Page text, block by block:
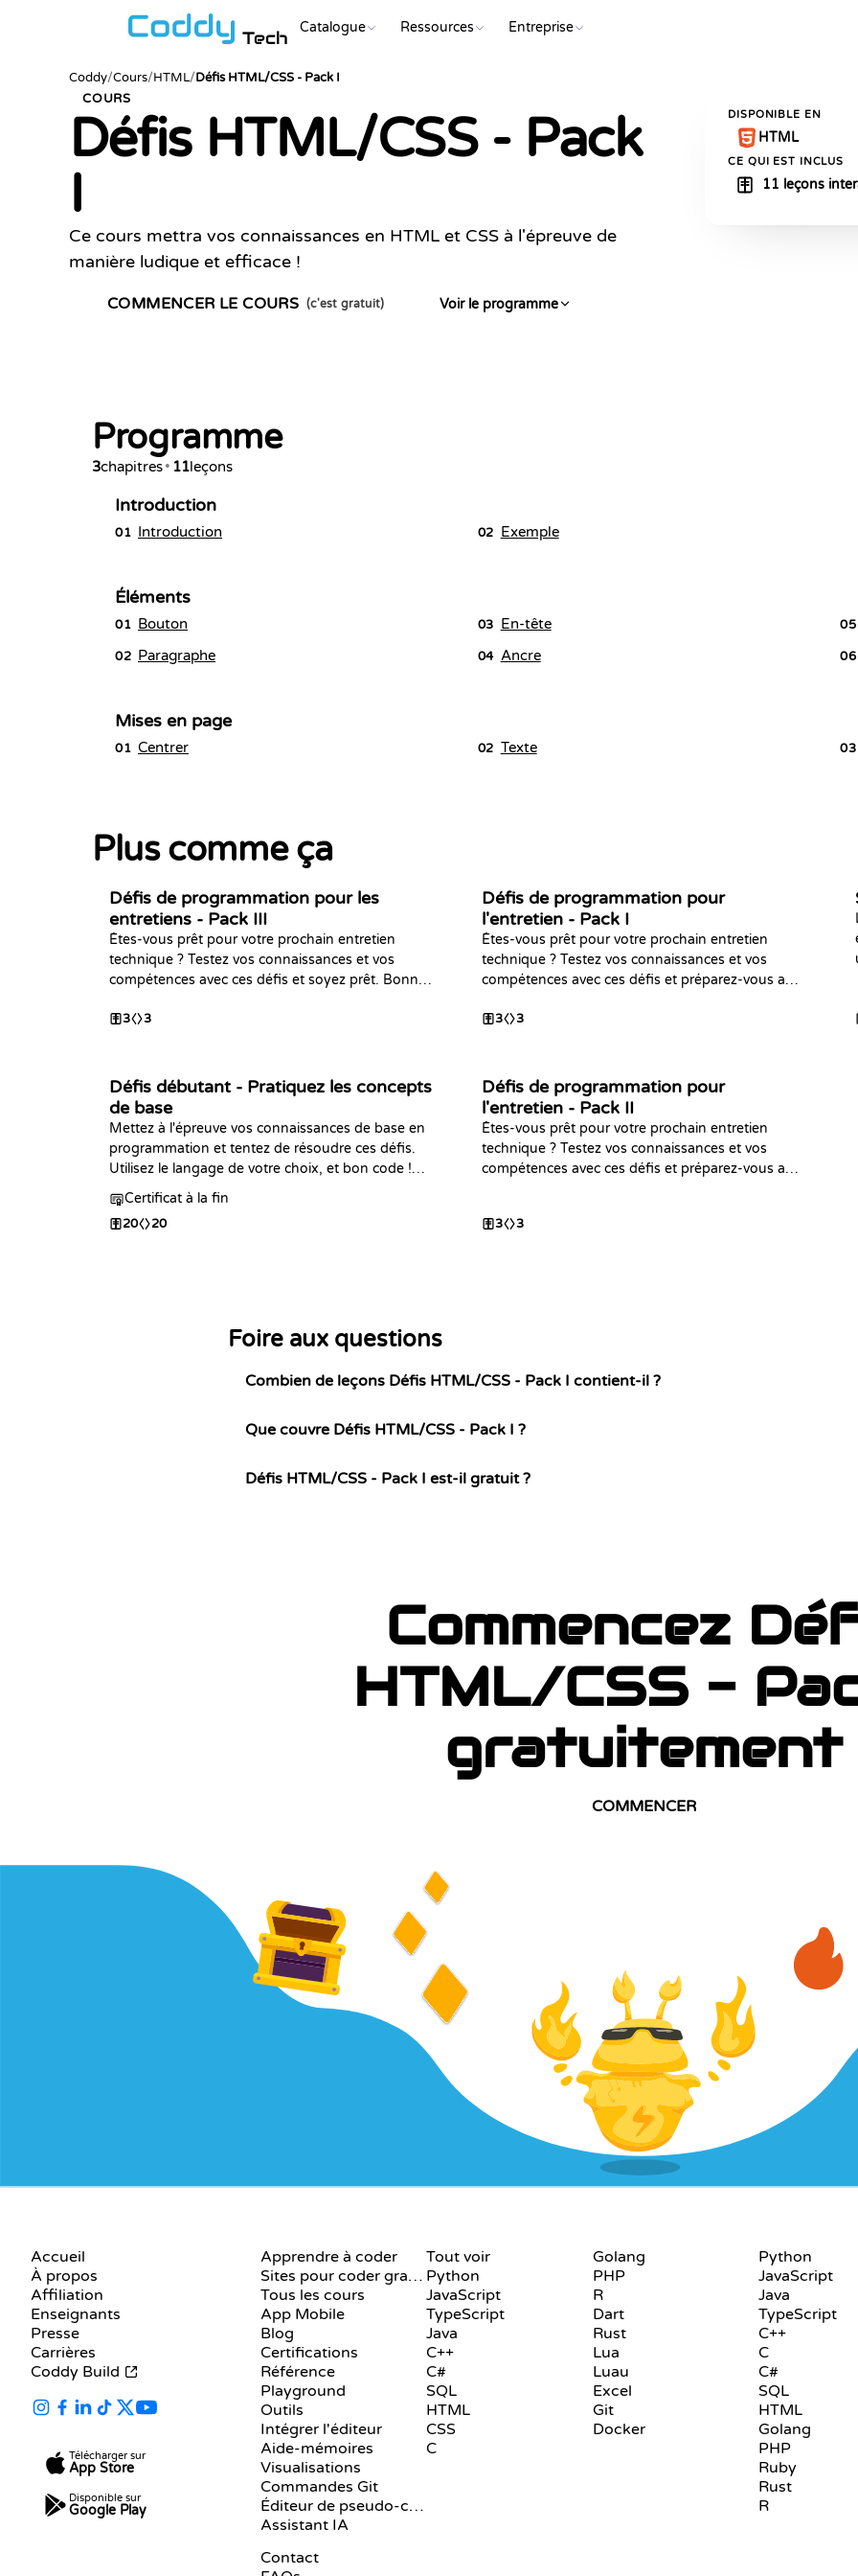
Tech Catalogue Ressources Entreprise
Coddy/Cours/HTML/Défis HTML/CSS - Pack I
COURS
Défis HTML/CSS - Pack
I
Ce cours mettra vos connaissances en HTML et CSS à l'épreuve de
manière ludique et efficace !
COMMENCER LE COURS (c'est gratuit) Voir le programme
DISPONIBLE EN
HTML
CE QUI EST INCLUS
11 leçons
Programme
3chapitres• 11leçons
Introduction
01 Introduction 02 Exemple
Éléments
01 Bouton
02 Paragraphe
03 En-tête
04 Ancre
05
06
Mises en page
01 Centrer 02 Texte 03
Plus comme ça
Défis de programmation pour les
entretiens - Pack III
Êtes-vous prêt pour votre prochain entretien
technique ? Testez vos connaissances et vos
compétences avec ces défis et soyez prêt. Bonne
3 3
Défis de programmation pour
l'entretien - Pack I
Êtes-vous prêt pour votre prochain entretien
technique ? Testez vos connaissances et vos
compétences avec ces défis et préparez-vous au
3 3
Défis débutant - Pratiquez les concepts
de base
Mettez à l'épreuve vos connaissances de base en
programmation et tentez de résoudre ces défis.
Utilisez le langage de votre choix, et bon code !平
Certificat à la fin
20 20
Défis de programmation pour
l'entretien - Pack II
Êtes-vous prêt pour votre prochain entretien
technique ? Testez vos connaissances et vos
compétences avec ces défis et préparez-vous au
3 3
Foire aux questions
Combien de leçons Défis HTML/CSS - Pack I contient-il ?
Que couvre Défis HTML/CSS - Pack I ?
Défis HTML/CSS - Pack I est-il gratuit ?
Commencez
HTML/CSS -
gratuitement
COMMENCER
Accueil
À propos
Affiliation
Enseignants
Presse
Carrières
Coddy Build
Télécharger sur
App Store
Disponible sur
Google Play
Apprendre à coder
Sites pour coder gratuitement
Tous les cours
App Mobile
Blog
Certifications
Référence
Playground
Outils
Intégrer l'éditeur
Aide-mémoires
Visualisations
Commandes Git
Éditeur de pseudo-code
Assistant IA
Contact
Tout voir
Python
JavaScript
TypeScript
Java
C++
C#
SQL
HTML
CSS
C
Golang
PHP
R
Dart
Rust
Lua
Luau
Excel
Git
Docker
Python
JavaScript
Java
TypeScript
C++
C
C#
SQL
HTML
Golang
PHP
Ruby
Rust
R